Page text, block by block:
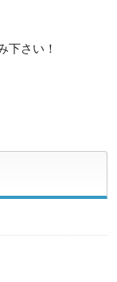
下さい！